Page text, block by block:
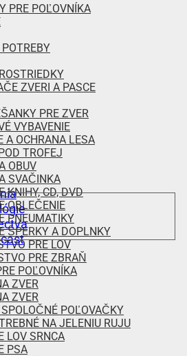
PRE POĽOVNÍKA
ZVERI A PASCE
PRE ZVER
VYBAVENIE
A OCHRANA LESA
TROFEJ
OBUV
SVAČINKA
KNIHY, CD, DVD
OBLEČENIE
PNEUMATIKY
ŠPERKY A DOPLNKY
PRE LOV
PRE ZBRAŇ
POĽOVNÍKA
ZVER
ZVER
POĽOVAČKY
NA JELENIU RUJU
LOV SRNCA
PSA